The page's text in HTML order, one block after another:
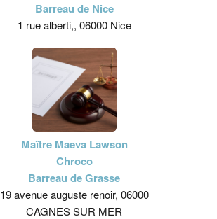
Barreau de Nice
1 rue alberti,, 06000 Nice
Maître Maeva Lawson
Chroco
Barreau de Grasse
19 avenue auguste renoir, 06000
CAGNES SUR MER